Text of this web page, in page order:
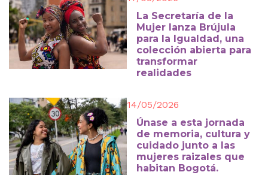
La Secretaría de la
Mujer lanza Brújula
para la Igualdad, una
colección abierta para
transformar
realidades
14/05/2026
Únase a esta jornada
de memoria, cultura y
cuidado junto a las
mujeres raizales que
habitan Bogotá.